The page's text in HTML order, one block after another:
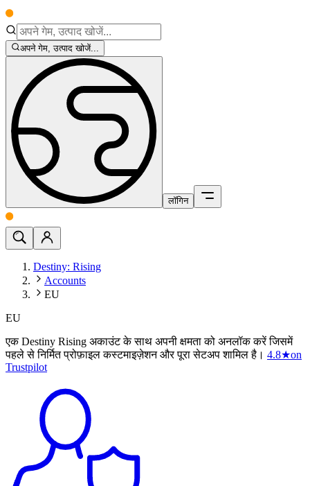
अपने गेम, उत्पाद खोजें...
लॉगिन
Destiny: Rising
Accounts
EU
EU
एक Destiny Rising अकाउंट के साथ अपनी क्षमता को अनलॉक करें जिसमें
पहले से निर्मित प्रोफ़ाइल कस्टमाइज़ेशन और पूरा सेटअप शामिल है। 4.8★on
Trustpilot